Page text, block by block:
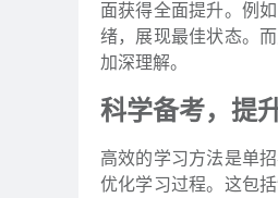
面获得全面提升。例
绪，展现最佳状态。
加深理解。
科学备考，提
高效的学习方法是单
优化学习过程。这包